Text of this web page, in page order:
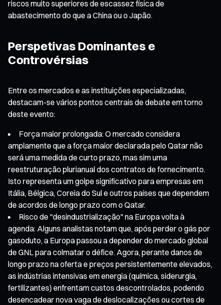
riscos muito superiores de escassez física de
abastecimento do que a China ou o Japão.
Perspetivas Dominantes e
Controvérsias
Entre os mercados e as instituições especializadas,
destacam-se vários pontos centrais de debate em torno
deste evento:
Força maior prolongada: O mercado considera
amplamente que a força maior declarada pelo Qatar não
será uma medida de curto prazo, mas sim uma
reestruturação plurianual dos contratos de fornecimento.
Isto representa um golpe significativo para empresas em
Itália, Bélgica, Coreia do Sul e outros países que dependem
de acordos de longo prazo com o Qatar.
Risco de "desindustrialização" na Europa volta à
agenda: Alguns analistas notam que, após perder o gás por
gasoduto, a Europa passou a depender do mercado global
de GNL para colmatar o défice. Agora, perante danos de
longo prazo na oferta e preços persistentemente elevados,
as indústrias intensivas em energia (química, siderurgia,
fertilizantes) enfrentam custos descontrolados, podendo
desencadear nova vaga de deslocalizações ou cortes de